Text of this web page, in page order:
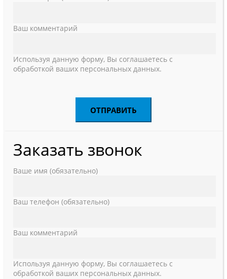
Ваш комментарий
Используя данную форму, Вы соглашаетесь с
обработкой ваших персональных данных.
Заказать звонок
Ваше имя (обязательно)
Ваш телефон (обязательно)
Ваш комментарий
Используя данную форму, Вы соглашаетесь с
обработкой ваших персональных данных.